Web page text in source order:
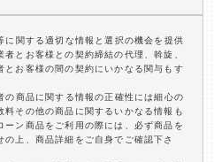
関する適切な情報と選択の機会を提供
とお客様との契約締結の代理、斡旋、
とお客様の間の契約にいかなる関与もす
商品に関する情報の正確性には細心の
その他の商品に関するいかなる情報も
ン商品をご利用の際には、必ず商品を
上、商品詳細をご自身でご確認下さ